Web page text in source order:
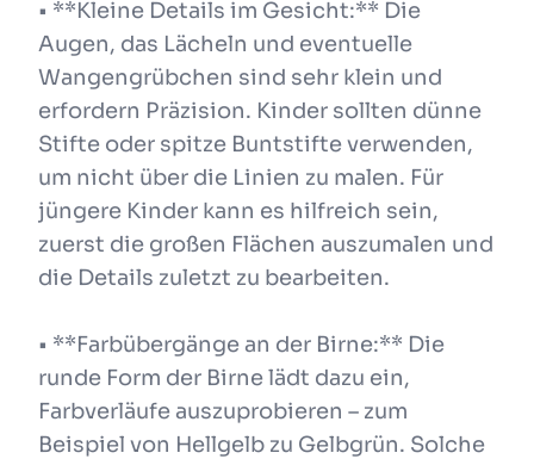
• **Kleine Details im Gesicht:** Die
Augen, das Lächeln und eventuelle
Wangengrübchen sind sehr klein und
erfordern Präzision. Kinder sollten dünne
Stifte oder spitze Buntstifte verwenden,
um nicht über die Linien zu malen. Für
jüngere Kinder kann es hilfreich sein,
zuerst die großen Flächen auszumalen und
die Details zuletzt zu bearbeiten.
• **Farbübergänge an der Birne:** Die
runde Form der Birne lädt dazu ein,
Farbverläufe auszuprobieren – zum
Beispiel von Hellgelb zu Gelbgrün. Solche